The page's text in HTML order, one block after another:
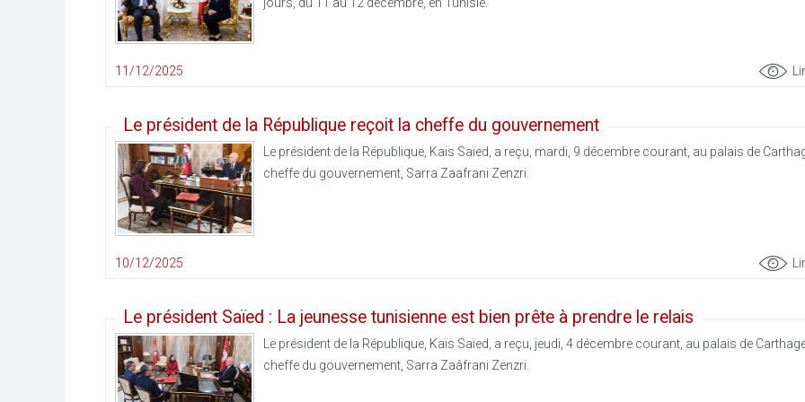
jours, du 11 au 12 décembre, en Tunisie.
11/12/2025
Le président de la République reçoit la cheffe du gouvernement
Le président de la République, Kais Saïed, a reçu, mardi, 9 décembre courant, au palais de
cheffe du gouvernement, Sarra Zaafrani Zenzri.
10/12/2025
Le président Saïed : La jeunesse tunisienne est bien prête à prendre le relais
Le président de la République, Kaïs Saïed, a reçu, jeudi, 4 décembre courant, au palais de
cheffe du gouvernement, Sarra Zaâfrani Zenzri.